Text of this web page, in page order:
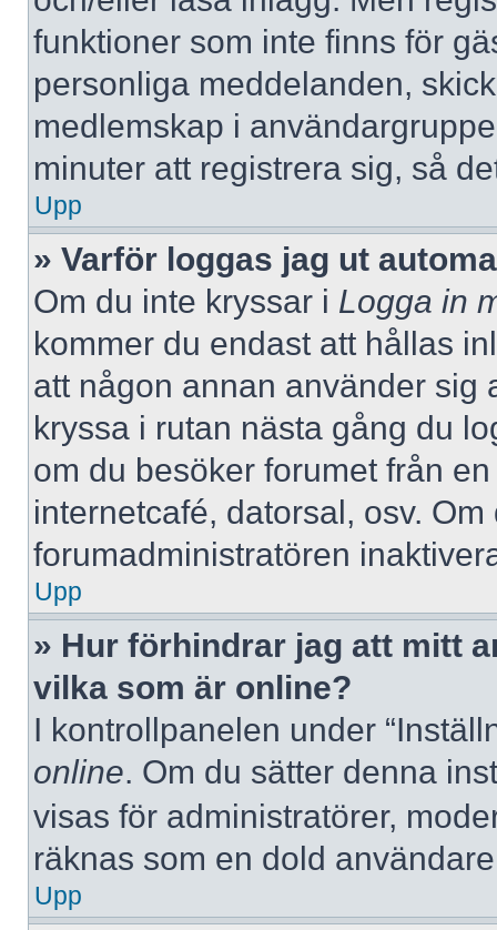
funktioner som inte finns för
personliga meddelanden,
medlemskap i
minuter att registrera sig, så
Upp
» Varför loggas jag ut
Om du inte kryssar i Logga in
kommer du endast att hållas
att någon annan använder sig
kryssa i rutan nästa gång du
om du besöker forumet från
internetcafé, datorsal, osv.
forumadministratören
Upp
» Hur förhindrar jag att mitt
vilka som är online?
I kontrollpanelen under
online. Om du sätter denna
visas för administratörer,
räknas som en dold
Upp